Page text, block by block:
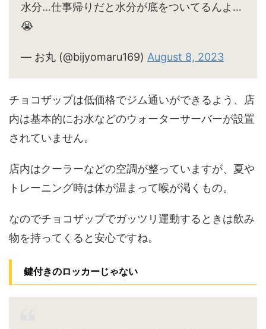
水分…仕事帰りだと水分が底をついてるんよ…
😭
— お丸 (@bijyomaru169) August 8, 2023
チョコザップは低価格でジム通いができるよう、店
内は基本的にお水などのウォーターサーバーが設置
されていません。
店内はクーラーなどの空調が整っていますが、夏や
トレーニング時は体が温まって喉が渇くもの。
なのでチョコザップでガッツリ運動するときは飲み
物を持ってくると安心ですね。
鍵付きのロッカーじゃない